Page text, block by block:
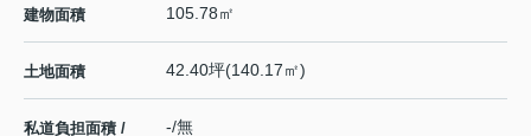
建物面積 105.78㎡
土地面積 42.40坪(140.17㎡)
私道負担面積 / -/無